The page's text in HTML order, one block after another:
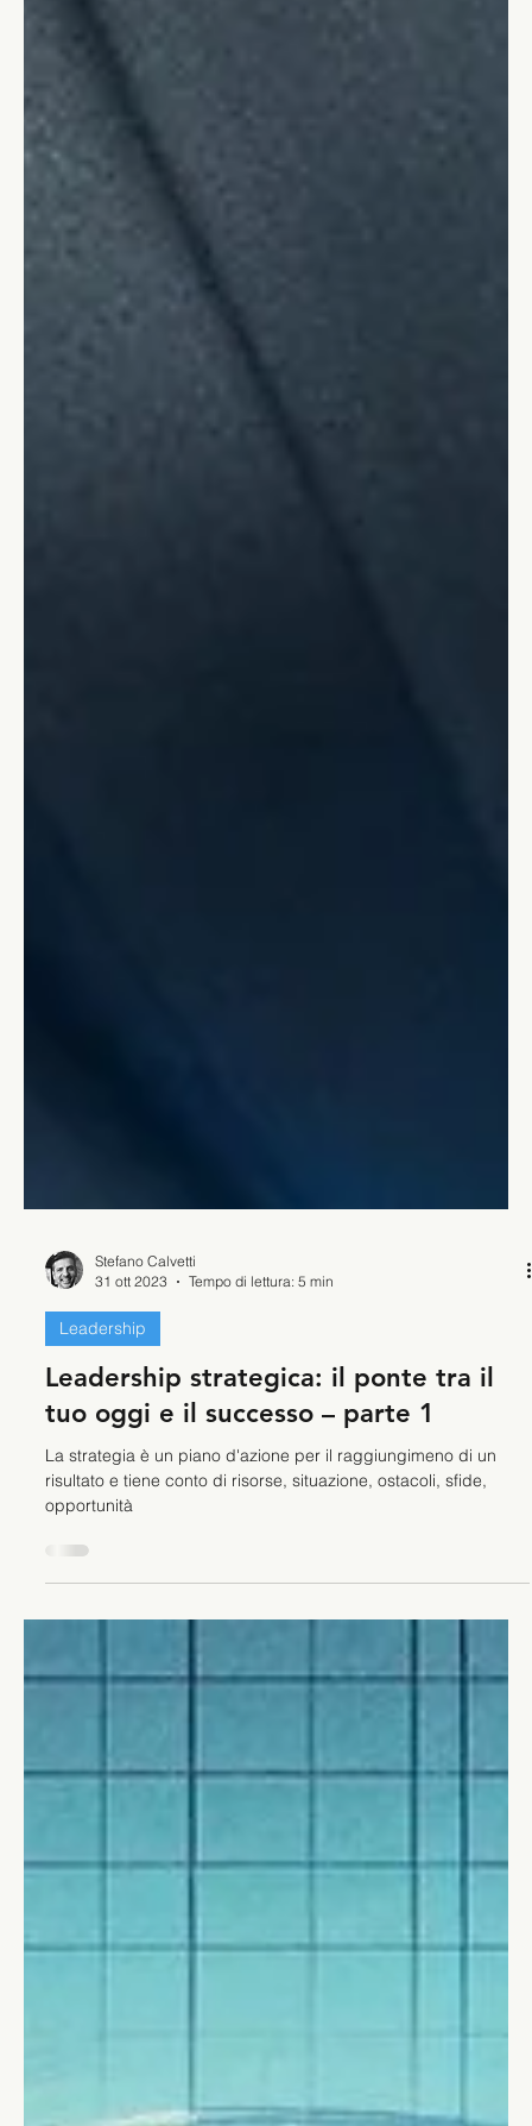
Stefano Calvetti
31 ott 2023
Tempo di lettura: 5 min
Leadership
Leadership strategica: il ponte tra il
tuo oggi e il successo – parte 1
La strategia è un piano d'azione per il raggiungimeno di un
risultato e tiene conto di risorse, situazione, ostacoli, sfide,